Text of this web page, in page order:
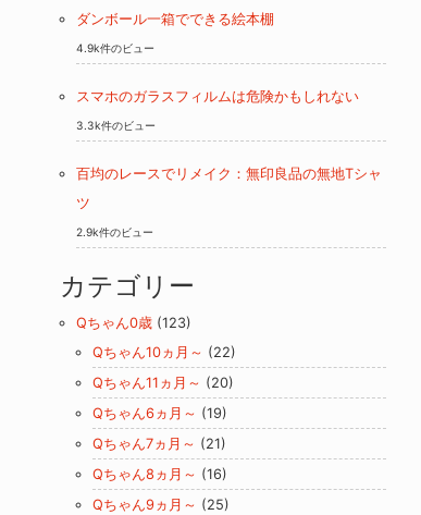
ダンボール一箱でできる絵本棚
4.9k件のビュー
スマホのガラスフィルムは危険かもしれない
3.3k件のビュー
百均のレースでリメイク：無印良品の無地Tシャ
ツ
2.9k件のビュー
カテゴリー
Qちゃん0歳 (123)
Qちゃん10ヵ月～ (22)
Qちゃん11ヵ月～ (20)
Qちゃん6ヵ月～ (19)
Qちゃん7ヵ月～ (21)
Qちゃん8ヵ月～ (16)
Qちゃん9ヵ月～ (25)